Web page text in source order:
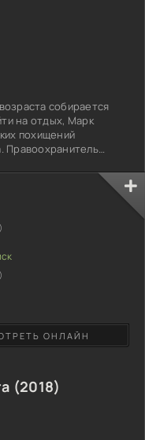
собирается
на отдых, Марк
похищений
Правоохранитель
украденную
окружность в
органов
злодеи
(2018)
ОНЛАЙН